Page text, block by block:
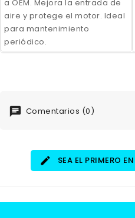
a OEM. Mejora la entrada de
aire y protege el motor. Ideal
para mantenimiento
periódico.
Comentarios (0)
SEA EL PRIMERO